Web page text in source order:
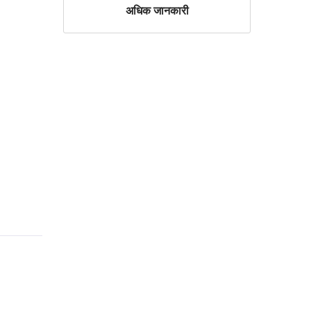
अधिक जानकारी